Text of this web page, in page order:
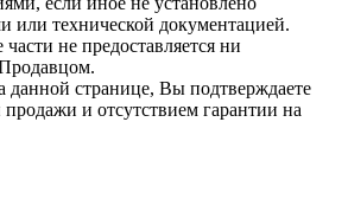
или технической документацией.
не предоставляется ни
странице, Вы подтверждаете
продажи и отсутствием гарантии на